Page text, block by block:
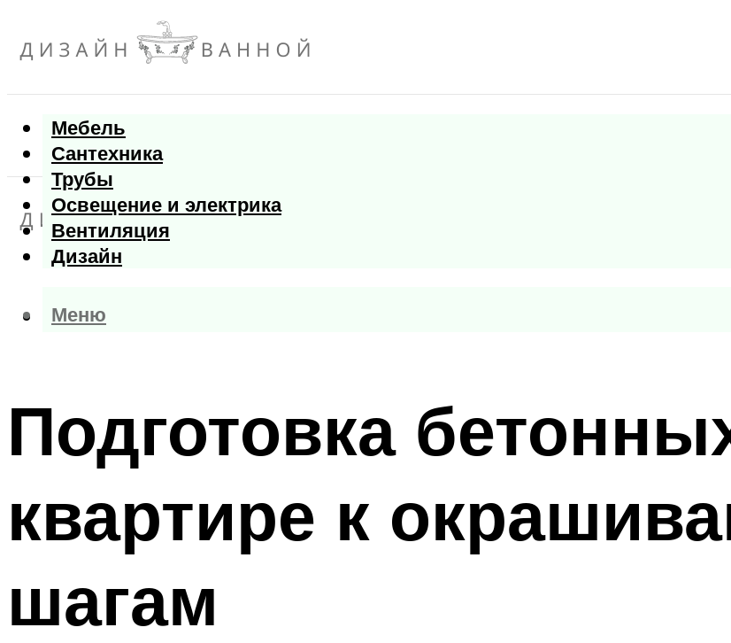
Мебель
Сантехника
Трубы
Освещение и электрика
Вентиляция
Дизайн
Меню
Меню
Подготовка
квартире к
шагам